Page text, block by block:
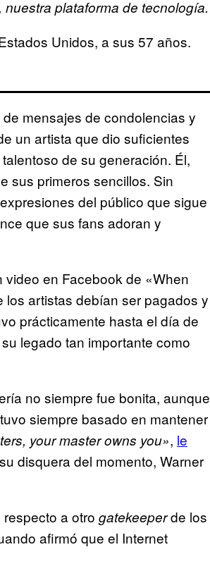
nuestra plataforma de tecnología.
Unidos, a sus 57 años.
mensajes de condolencias y
un artista que dio suficientes
de su generación. Él,
sus primeros sencillos. Sin
del público que sigue
que sus fans adoran y
en Facebook de «When
artistas debían ser pagados y
prácticamente hasta el día de
legado tan importante como
no siempre fue bonita, aunque
siempre basado en mantener
your master owns you», le
disquera del momento, Warner
a otro gatekeeperde los
afirmó que el Internet